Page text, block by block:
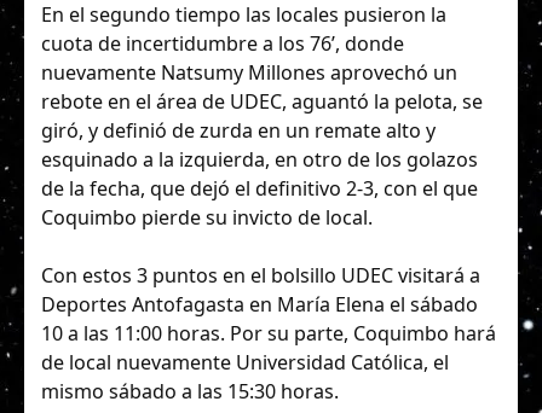
En el segundo tiempo las locales pusieron la
cuota de incertidumbre a los 76’, donde
nuevamente Natsumy Millones aprovechó un
rebote en el área de UDEC, aguantó la pelota, se
giró, y definió de zurda en un remate alto y
esquinado a la izquierda, en otro de los golazos
de la fecha, que dejó el definitivo 2-3, con el que
Coquimbo pierde su invicto de local.
Con estos 3 puntos en el bolsillo UDEC visitará a
Deportes Antofagasta en María Elena el sábado
10 a las 11:00 horas. Por su parte, Coquimbo hará
de local nuevamente Universidad Católica, el
mismo sábado a las 15:30 horas.